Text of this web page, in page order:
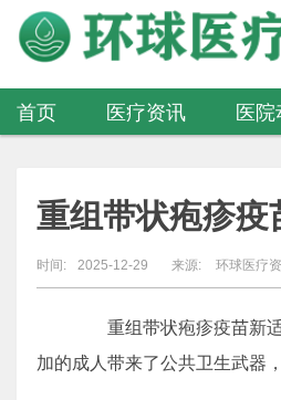
首页 医疗资讯 医院
重组带状疱疹疫
时间: 2025-12-29 来源: 环球医疗
重组带状疱疹疫苗新适
加的成人带来了公共卫生武器